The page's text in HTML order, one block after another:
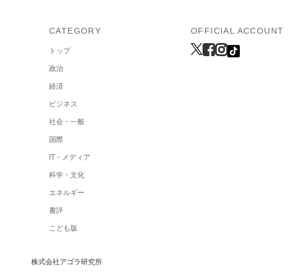
CATEGORY
トップ
政治
経済
ビジネス
社会・一般
国際
IT・メディア
科学・文化
エネルギー
書評
こども版
OFFICIAL ACCOUNT
株式会社アゴラ研究所